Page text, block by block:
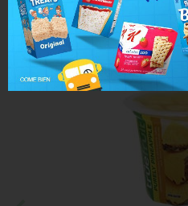
Back